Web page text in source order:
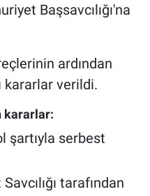
Başsavcılığı'na
ardından
kararlar verildi.
kararlar:
şartıyla serbest
tarafından